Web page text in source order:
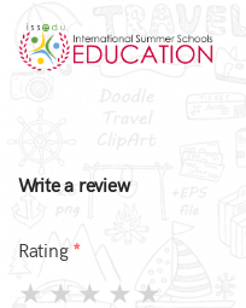
Write a review
Rating